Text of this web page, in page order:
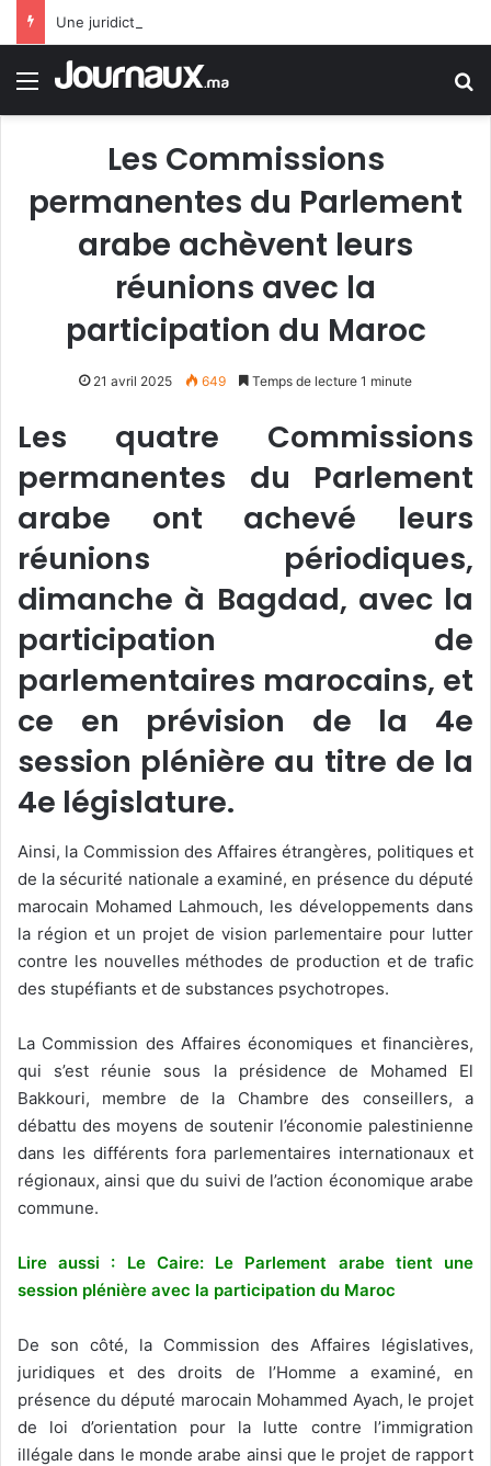
Menu
Les Commissions
permanentes du Parlement
arabe achèvent leurs
réunions avec la
participation du Maroc
21 avril 2025 649 Temps de lecture 1 minute
Les quatre Commissions
permanentes du Parlement
arabe ont achevé leurs
réunions périodiques,
dimanche à Bagdad, avec la
participation de
parlementaires marocains, et
ce en prévision de la 4e
session plénière au titre de la
4e législature.
Ainsi, la Commission des Affaires étrangères, politiques et
de la sécurité nationale a examiné, en présence du député
marocain Mohamed Lahmouch, les développements dans
la région et un projet de vision parlementaire pour lutter
contre les nouvelles méthodes de production et de trafic
des stupéfiants et de substances psychotropes.
La Commission des Affaires économiques et financières,
qui s’est réunie sous la présidence de Mohamed El
Bakkouri, membre de la Chambre des conseillers, a
débattu des moyens de soutenir l’économie palestinienne
dans les différents fora parlementaires internationaux et
régionaux, ainsi que du suivi de l’action économique arabe
commune.
Lire aussi : Le Caire: Le Parlement arabe tient une
session plénière avec la participation du Maroc
De son côté, la Commission des Affaires législatives,
juridiques et des droits de l’Homme a examiné, en
présence du député marocain Mohammed Ayach, le projet
de loi d’orientation pour la lutte contre l’immigration
illégale dans le monde arabe ainsi que le projet de rapport